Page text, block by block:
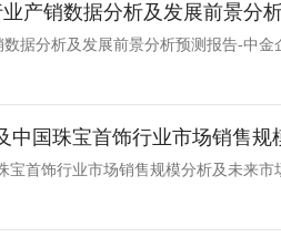
产销数据分析及发展前景分
据分析及发展前景分析预测报告-中金
中国珠宝首饰行业市场销售
宝首饰行业市场销售规模分析及未来